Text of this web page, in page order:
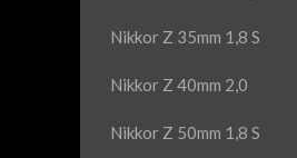
Nikkor Z 35mm 1,8 S
Nikkor Z 40mm 2,0
Nikkor Z 50mm 1,8 S